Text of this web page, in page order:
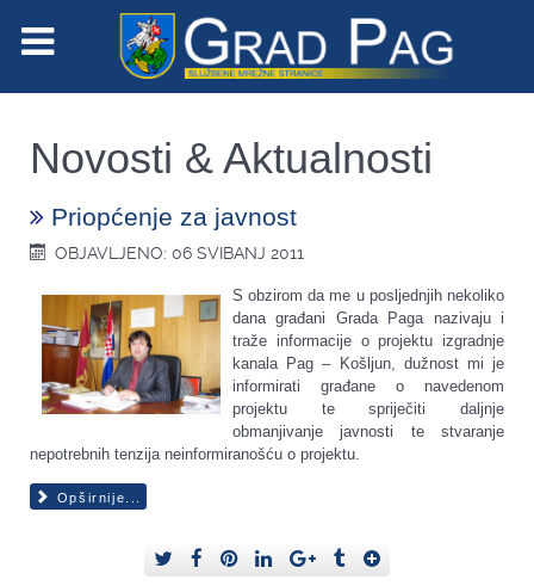
Novosti & Aktualnosti
Priopćenje za javnost
OBJAVLJENO: 06 SVIBANJ 2011
S obzirom da me u posljednjih nekoliko
dana građani Grada Paga nazivaju i
traže informacije oprojektu izgradnje
kanala Pag – Košljun, dužnost mi je
informirati građane o navedenom
projektu te spriječiti daljnje
obmanjivanje javnosti te stvaranje
nepotrebnih tenzija neinformiranošću o projektu.
Opširnije...